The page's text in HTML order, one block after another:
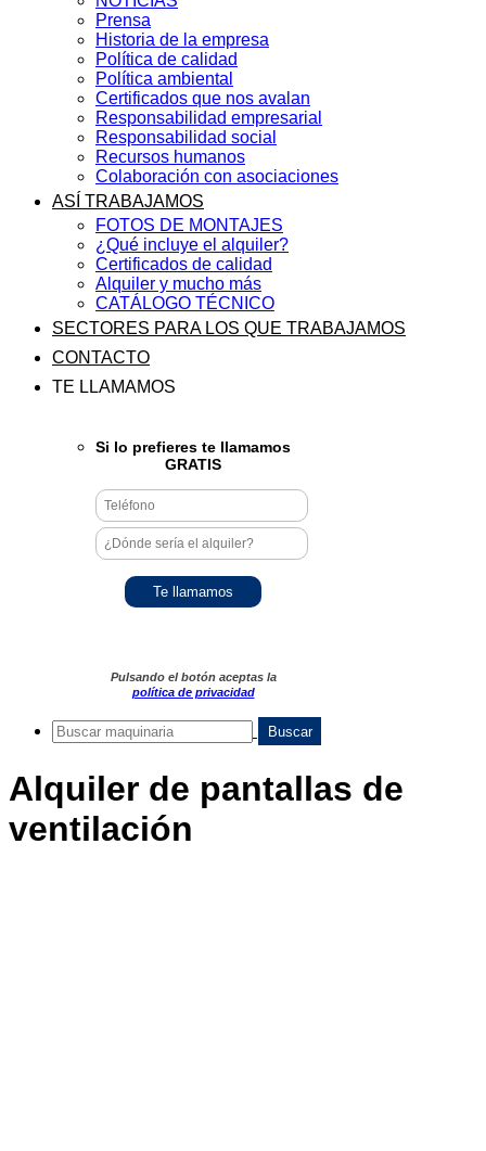
Prensa
Historia de la empresa
Política de calidad
Política ambiental
Certificados que nos avalan
Responsabilidad empresarial
Responsabilidad social
Recursos humanos
Colaboración con asociaciones
ASÍ TRABAJAMOS
FOTOS DE MONTAJES
¿Qué incluye el alquiler?
Certificados de calidad
Alquiler y mucho más
CATÁLOGO TÉCNICO
SECTORES PARA LOS QUE TRABAJAMOS
CONTACTO
TE LLAMAMOS
Si lo prefieres te llamamos
GRATIS
Pulsando el botón aceptas la
política de privacidad
Alquiler de pantallas de
ventilación